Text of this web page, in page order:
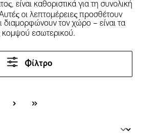
είναι καθοριστικά για τη συνολική
οι λεπτομέρειες προσθέτουν
διαμορφώνουν τον χώρο – είναι τα
κομψού εσωτερικού.
Φίλτρο